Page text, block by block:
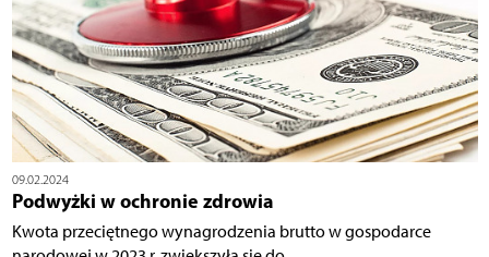
09.02.2024
Podwyżki w ochronie zdrowia
Kwota przeciętnego wynagrodzenia brutto w gospodarce